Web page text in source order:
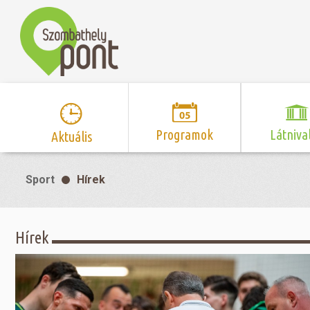
Aktuális Programok
Program naptár
Mozi
Színház/Tánc
Szent
Zsidó
Hírek
Sport és
Sport Hírek
Hírek